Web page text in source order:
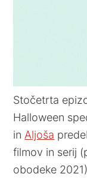
Stočetrta
Halloween
inAljoša
filmov in serij
obodeke